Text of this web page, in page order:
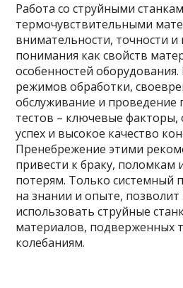
Работа со струйными
термочувствительными
внимательности, точности и
понимания как свойств
особенностей
режимов обработки,
обслуживание и проведение
тестов – ключевые
успех и высокое качество
Пренебрежение этими
привести к браку, поломкам
потерям. Только системный
на знании и опыте,
использовать струйные
материалов, подверженных
колебаниям.